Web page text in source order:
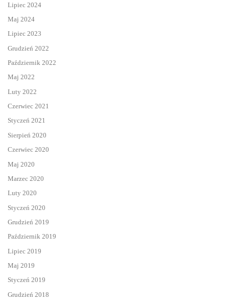
Lipiec 2024
Maj 2024
Lipiec 2023
Grudzień 2022
Październik 2022
Maj 2022
Luty 2022
Czerwiec 2021
Styczeń 2021
Sierpień 2020
Czerwiec 2020
Maj 2020
Marzec 2020
Luty 2020
Styczeń 2020
Grudzień 2019
Październik 2019
Lipiec 2019
Maj 2019
Styczeń 2019
Grudzień 2018